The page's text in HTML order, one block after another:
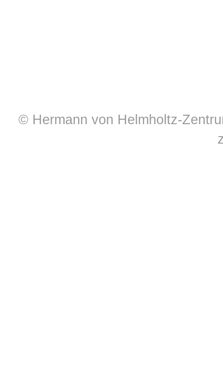
© Hermann von Helmholtz-